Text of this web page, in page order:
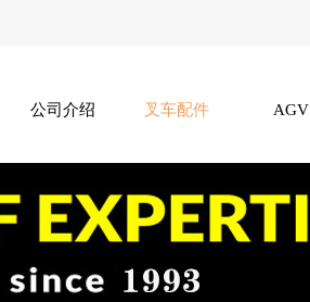
公司介绍 叉车配件 AGV